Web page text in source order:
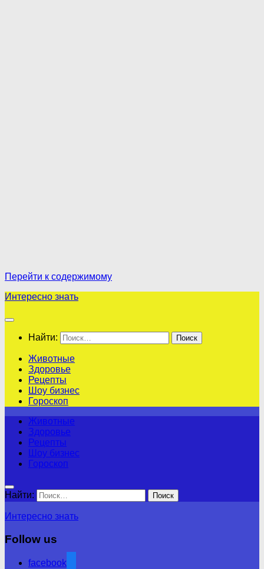
Перейти к содержимому
Интересно знать
Найти:
Животные
Здоровье
Рецепты
Шоу бизнес
Гороскоп
Животные
Здоровье
Рецепты
Шоу бизнес
Гороскоп
Найти:
Интересно знать
Follow us
facebook